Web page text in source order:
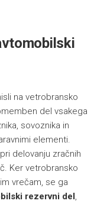
na vetrobransko
del vsakega
sovoznika in
elementi.
delovanju zračnih
Ker vetrobransko
vrečam, se ga
rezervni del,